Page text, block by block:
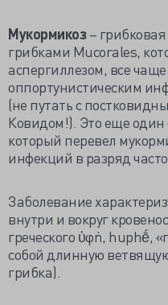
Мукормикоз–
грибками Mucorales,
аспергиллезом, все
оппортунистическим
(не путать с
Ковидом!). Это еще один
который перевел
инфекций в разряд
Заболевание
внутри и вокруг
греческого ὑφή, huphḗ,
собой длинную
грибка).